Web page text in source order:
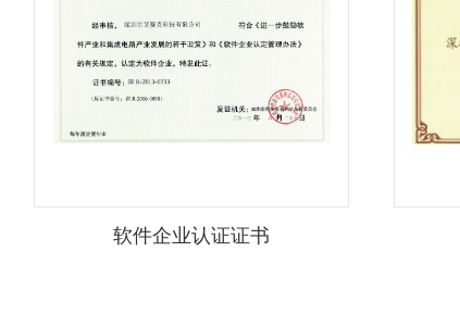
软件企业认证证书